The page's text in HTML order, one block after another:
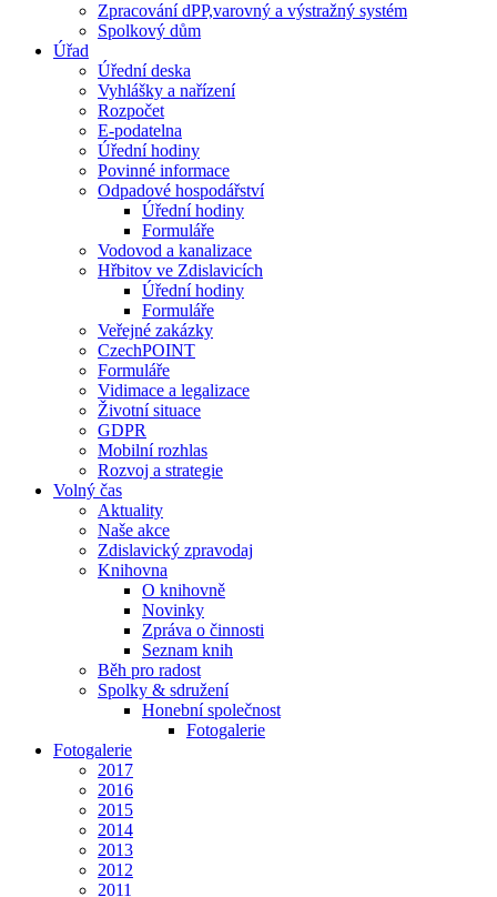
Zpracování dPP,varovný a výstražný systém
Spolkový dům
Úřad
Úřední deska
Vyhlášky a nařízení
Rozpočet
E-podatelna
Úřední hodiny
Povinné informace
Odpadové hospodářství
Úřední hodiny
Formuláře
Vodovod a kanalizace
Hřbitov ve Zdislavicích
Úřední hodiny
Formuláře
Veřejné zakázky
CzechPOINT
Formuláře
Vidimace a legalizace
Životní situace
GDPR
Mobilní rozhlas
Rozvoj a strategie
Volný čas
Aktuality
Naše akce
Zdislavický zpravodaj
Knihovna
O knihovně
Novinky
Zpráva o činnosti
Seznam knih
Běh pro radost
Spolky & sdružení
Honební společnost
Fotogalerie
Fotogalerie
2017
2016
2015
2014
2013
2012
2011